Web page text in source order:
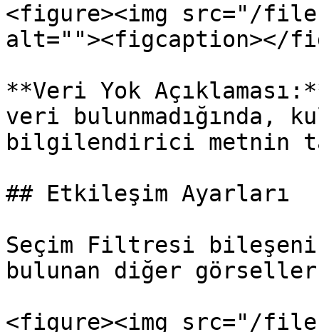
<figure><img src="/files/
alt=""><figcaption></
**Veri Yok
veri bulunmadığında,
bilgilendirici metnin
## Etkileşim Ayarları
Seçim Filtresi bileşeni,
bulunan diğer
<figure><img src="/